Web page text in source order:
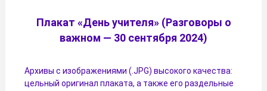
Плакат «День учителя» (Разговоры о
важном — 30 сентября 2024)
Архивы с изображениями (.JPG) высокого качества:
цельный оригинал плаката, а также его раздельные